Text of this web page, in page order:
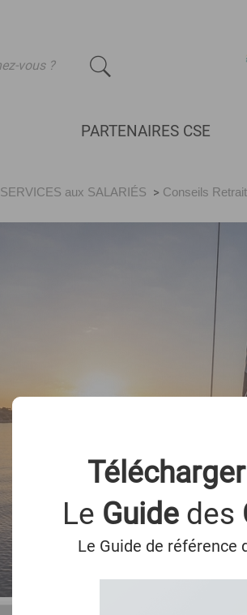
PARTENAIRES CSE
SERVICES aux SALARIÉS > Conseils
Télécharger
Le Guide des
Le Guide de référence